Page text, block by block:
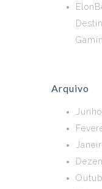
Arquivo